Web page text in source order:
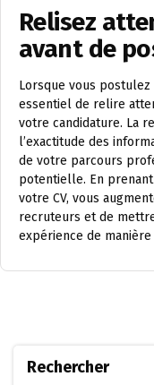
Relisez
avant de
Lorsque vous
essentiel de relire
votre candidature. La
l’exactitude des
de votre parcours
potentielle. En
votre CV, vous
recruteurs et de
expérience de
Rechercher